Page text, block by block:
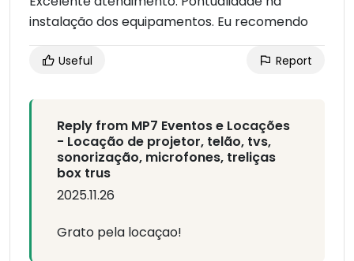
instalação dos equipamentos. Eu recomendo
Useful Report
Reply from MP7 Eventos e Locações
- Locação de projetor, telão, tvs,
sonorização, microfones, treliças
box trus
2025.11.26
Grato pela locaçao!